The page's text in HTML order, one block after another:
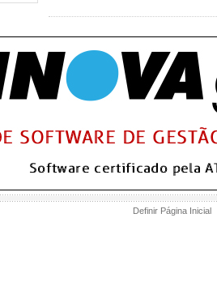
Definir Página Inicial